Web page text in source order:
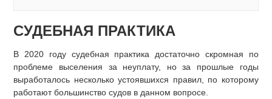
СУДЕБНАЯ ПРАКТИКА
В 2020 году судебная практика достаточно скромная по
проблеме выселения за неуплату, но за прошлые годы
выработалось несколько устоявшихся правил, по которому
работают большинство судов в данном вопросе.